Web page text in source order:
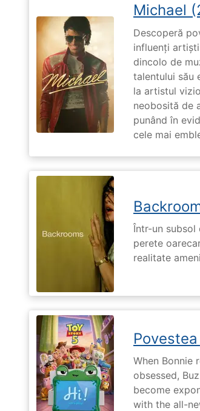
Michael
Descoperă
influenți
dincolo de
talentului său
la artistul
neobosită de
punând în
cele mai
Într-un subsol
perete
realitate
When Bonnie
obsessed,
become
with the all-